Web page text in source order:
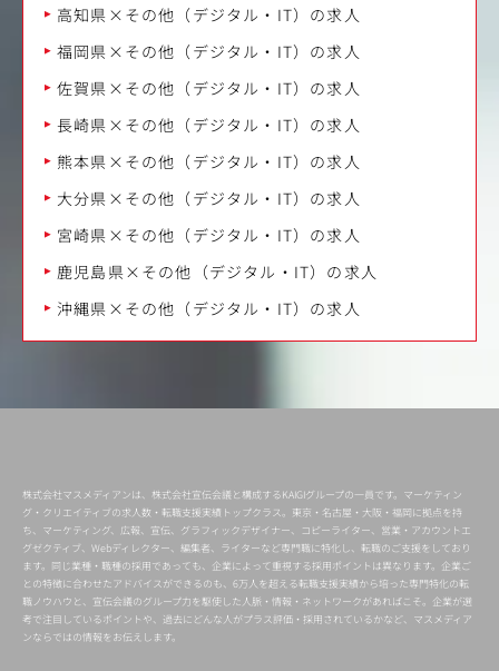
高知県×その他（デジタル・IT）の求人
福岡県×その他（デジタル・IT）の求人
佐賀県×その他（デジタル・IT）の求人
長崎県×その他（デジタル・IT）の求人
熊本県×その他（デジタル・IT）の求人
大分県×その他（デジタル・IT）の求人
宮崎県×その他（デジタル・IT）の求人
鹿児島県×その他（デジタル・IT）の求人
沖縄県×その他（デジタル・IT）の求人
株式会社マスメディアンは、株式会社宣伝会議と構成するKAIGIグループの一員です。マーケティン
グ・クリエイティブの求人数・転職支援実績トップクラス。東京・名古屋・大阪・福岡に拠点を持
ち、マーケティング、広報、宣伝、グラフィックデザイナー、コピーライター、営業・アカウントエ
グゼクティブ、Webディレクター、編集者、ライターなど専門職に特化し、転職のご支援をしており
ます。同じ業種・職種の採用であっても、企業によって重視する採用ポイントは異なります。企業ご
との特徴に合わせたアドバイスができるのも、6万人を超える転職支援実績から培った専門特化の転
職ノウハウと、宣伝会議のグループ力を駆使した人脈・情報・ネットワークがあればこそ。企業が選
考で注目しているポイントや、過去にどんな人がプラス評価・採用されているかなど、マスメディア
ンならではの情報をお伝えします。